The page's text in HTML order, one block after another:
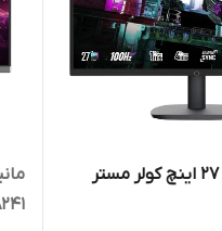
مانیتور گیمینگ 27 اینچ کولر مستر